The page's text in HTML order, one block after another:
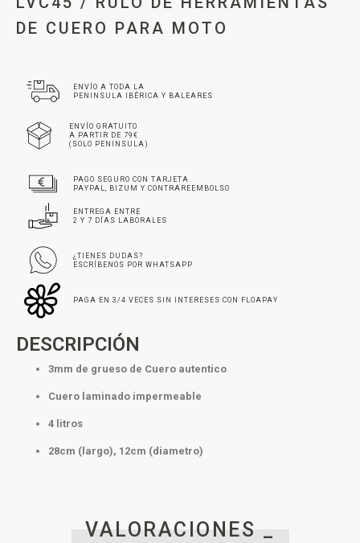
DE CUERO PARA MOTO
ENVÍO A TODA LA
PENINSULA IBÉRICA Y BALEARES
ENVÍO GRATUITO
A PARTIR DE 79€
(SOLO PENINSULA)
PAGO SEGURO CON TARJETA
PAYPAL, BIZUM Y CONTRAREEMBOLSO
ENTREGA ENTRE
2 Y 7 DÍAS LABORALES
¿TIENES DUDAS?
ESCRÍBENOS POR WHATSAPP
PAGA EN 3/4 VECES SIN INTERESES CON FLOAPAY
DESCRIPCIÓN
3mm de grueso de Cuero autentico
Cuero laminado impermeable
4 litros
28cm (largo), 12cm (diametro)
VALORACIONES _